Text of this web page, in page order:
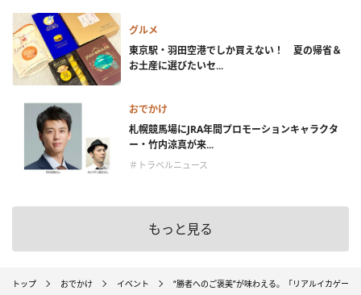
グルメ
東京駅・羽田空港でしか買えない！ 夏の帰省＆
お土産に選びたいセ...
おでかけ
札幌競馬場にJRA年間プロモーションキャラクタ
ー・竹内涼真が来...
＃トラベルニュース
もっと見る
トップ おでかけ イベント “勝者へのご褒美”が味わえる。「リアルイカゲー